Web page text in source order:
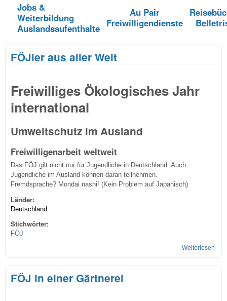
Jobs &
Weiterbildung
Auslandsaufenthalte
Au Pair
Freiwilligendienste
FÖJler aus aller Welt
Freiwilliges Ökologisches Jahr
international
Umweltschutz im Ausland
Freiwilligenarbeit weltweit
Das FÖJ gilt nicht nur für Jugendliche in Deutschland. Auch
Jugendliche im Ausland können daran teilnehmen.
Fremdsprache? Mondai nashi! (Kein Problem auf Japanisch)
Länder:
Deutschland
Stichwörter:
FÖJ
Weiterlesen
FÖJ in einer Gärtnerei